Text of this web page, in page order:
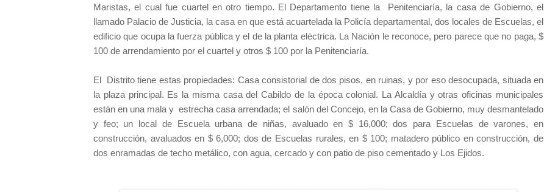
Maristas, el cual fue cuartel en otro tiempo. El Departamento tiene la
Penitenciaría, la casa de Gobierno, el
llamado Palacio de Justicia, la casa en que está acuartelada la Policía departamental, dos locales de Escuelas, el
edificio que ocupa la fuerza pública y el de la planta eléctrica. La Nación le reconoce, pero parece que no paga, $
100 de arrendamiento por el cuartel y otros $ 100 por la Penitenciaría.
El
Distrito tiene estas propiedades: Casa consistorial de dos pisos, en ruinas, y por eso desocupada, situada en
la plaza principal. Es la misma casa del Cabildo de la época colonial. La Alcaldía y otras oficinas municipales
están en una mala y estrecha casa arrendada; el salón del Concejo, en la Casa de Gobierno, muy desmantelado
y feo; un local de Escuela urbana de niñas, avaluado en $ 16,000; dos para Escuelas de varones, en
construcción, avaluados en $ 6,000; dos de Escuelas rurales, en $ 100; matadero público en construcción, de
dos enramadas de techo metálico, con agua, cercado y con patio de piso cementado y Los Ejidos.